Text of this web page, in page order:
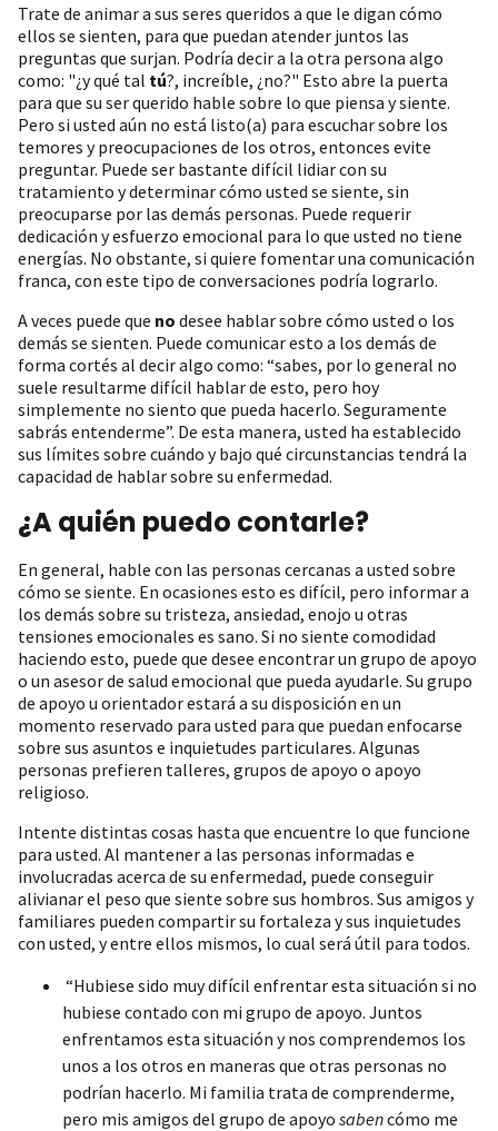
Trate de animar a sus seres queridos a que le digan cómo
ellos se sienten, para que puedan atender juntos las
preguntas que surjan. Podría decir a la otra persona algo
como: "¿y qué tal tú?, increíble, ¿no?" Esto abre la puerta
para que su ser querido hable sobre lo que piensa y siente.
Pero si usted aún no está listo(a) para escuchar sobre los
temores y preocupaciones de los otros, entonces evite
preguntar. Puede ser bastante difícil lidiar con su
tratamiento y determinar cómo usted se siente, sin
preocuparse por las demás personas. Puede requerir
dedicación y esfuerzo emocional para lo que usted no tiene
energías. No obstante, si quiere fomentar una comunicación
franca, con este tipo de conversaciones podría lograrlo.
A veces puede que no desee hablar sobre cómo usted o los
demás se sienten. Puede comunicar esto a los demás de
forma cortés al decir algo como: “sabes, por lo general no
suele resultarme difícil hablar de esto, pero hoy
simplemente no siento que pueda hacerlo. Seguramente
sabrás entenderme”. De esta manera, usted ha establecido
sus límites sobre cuándo y bajo qué circunstancias tendrá la
capacidad de hablar sobre su enfermedad.
¿A quién puedo contarle?
En general, hable con las personas cercanas a usted sobre
cómo se siente. En ocasiones esto es difícil, pero informar a
los demás sobre su tristeza, ansiedad, enojo u otras
tensiones emocionales es sano. Si no siente comodidad
haciendo esto, puede que desee encontrar un grupo de apoyo
o un asesor de salud emocional que pueda ayudarle. Su grupo
de apoyo u orientador estará a su disposición en un
momento reservado para usted para que puedan enfocarse
sobre sus asuntos e inquietudes particulares. Algunas
personas prefieren talleres, grupos de apoyo o apoyo
religioso.
Intente distintas cosas hasta que encuentre lo que funcione
para usted. Al mantener a las personas informadas e
involucradas acerca de su enfermedad, puede conseguir
alivianar el peso que siente sobre sus hombros. Sus amigos y
familiares pueden compartir su fortaleza y sus inquietudes
con usted, y entre ellos mismos, lo cual será útil para todos.
“Hubiese sido muy difícil enfrentar esta situación si no
hubiese contado con mi grupo de apoyo. Juntos
enfrentamos esta situación y nos comprendemos los
unos a los otros en maneras que otras personas no
podrían hacerlo. Mi familia trata de comprenderme,
pero mis amigos del grupo de apoyo sabencómo me